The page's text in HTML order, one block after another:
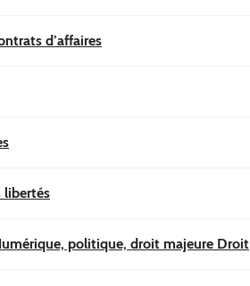
d’affaires
libertés
politique, droit majeure Droit